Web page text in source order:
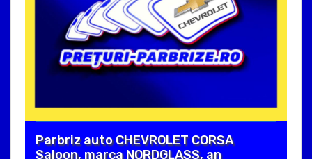
Parbriz auto CHEVROLET CORSA
Saloon, marca NORDGLASS, an